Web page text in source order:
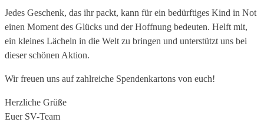
Jedes Geschenk, das ihr packt, kann für ein bedürftiges Kind in Not
einen Moment des Glücks und der Hoffnung bedeuten. Helft mit,
ein kleines Lächeln in die Welt zu bringen und unterstützt uns bei
dieser schönen Aktion.
Wir freuen uns auf zahlreiche Spendenkartons von euch!
Herzliche Grüße
Euer SV-Team